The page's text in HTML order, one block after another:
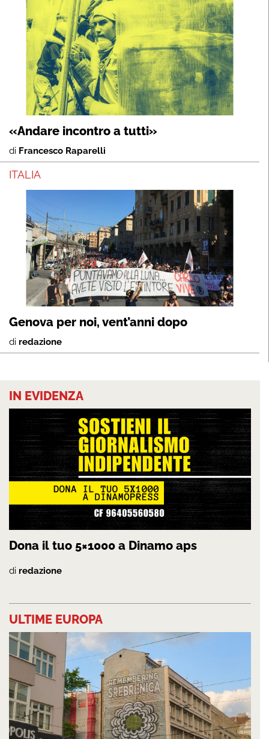
«Andare incontro a tutti»
di Francesco Raparelli
ITALIA
Genova per noi, vent’anni dopo
di redazione
IN EVIDENZA
Dona il tuo 5×1000 a Dinamo aps
di redazione
ULTIME EUROPA